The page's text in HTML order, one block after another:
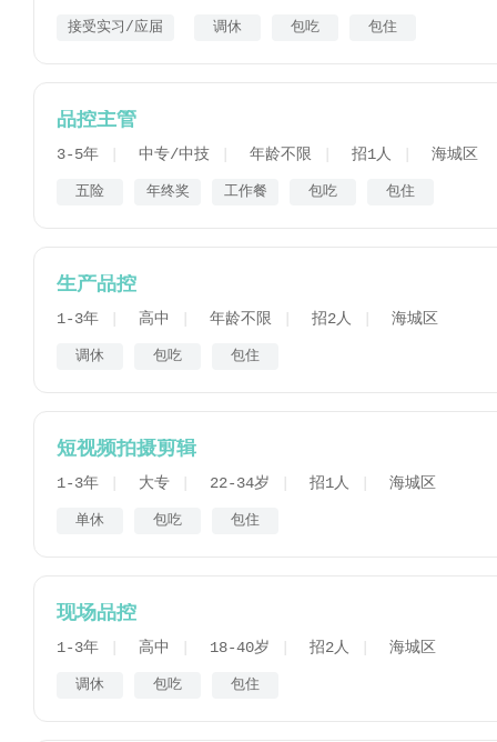
接受实习/应届 调休 包吃 包住
品控主管
3-5年 中专/中技 年龄不限 招1人 海城区
五险 年终奖 工作餐 包吃 包住
生产品控
1-3年 高中 年龄不限 招2人 海城区
调休 包吃 包住
短视频拍摄剪辑
1-3年 大专 22-34岁 招1人 海城区
单休 包吃 包住
现场品控
1-3年 高中 18-40岁 招2人 海城区
调休 包吃 包住